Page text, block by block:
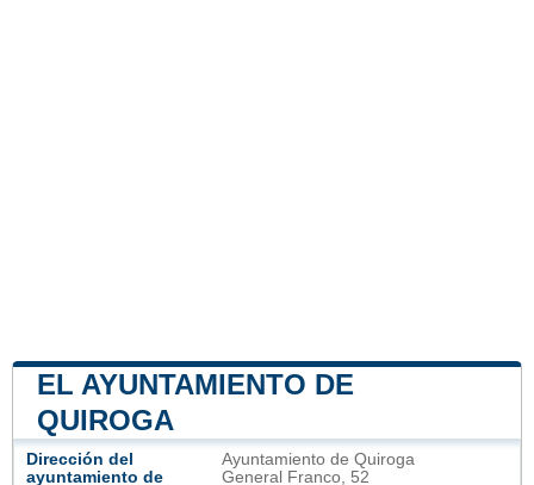
EL AYUNTAMIENTO DE
QUIROGA
Dirección del
ayuntamiento de
Ayuntamiento de Quiroga
General Franco, 52